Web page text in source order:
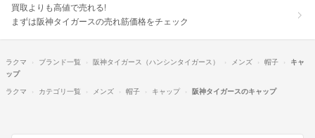
買取よりも高値で売れる!
まずは阪神タイガースの売れ筋価格をチェック
ラクマ ブランド一覧 阪神タイガース（ハンシンタイガース） メンズ 帽子
キャ
ップ
ラクマ
カテゴリ一覧 メンズ 帽子 キャップ 阪神タイガースのキャップ